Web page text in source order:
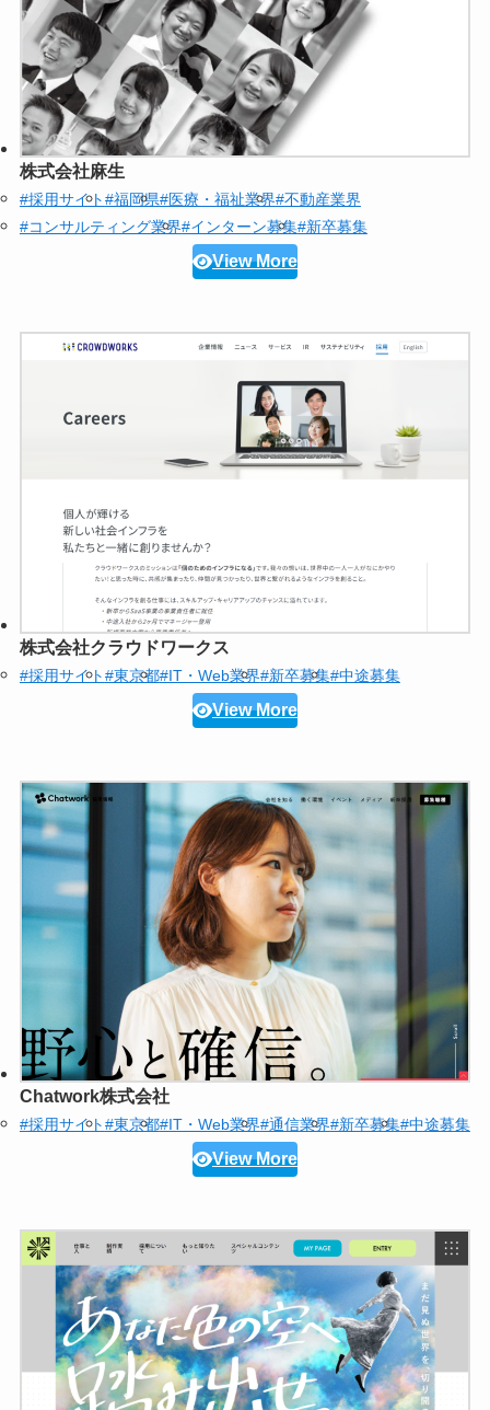
株式会社麻生
#採用サイト#福岡県#医療・福祉業界#不動産業界
#コンサルティング業界#インターン募集#新卒募集
View More
株式会社クラウドワークス
#採用サイト#東京都#IT・Web業界#新卒募集#中途募集
View More
Chatwork株式会社
#採用サイト#東京都#IT・Web業界#通信業界#新卒募集#中途募集
View More